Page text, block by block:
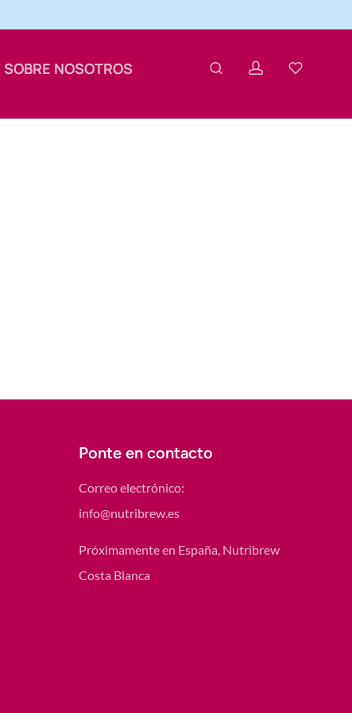
SOBRE NOSOTROS
Ponte en contacto
Correo electrónico:
info@nutribrew.es
Próximamente en España, Nutribrew
Costa Blanca